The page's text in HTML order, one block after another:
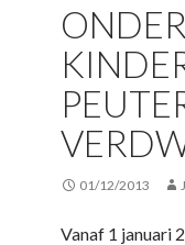
01/12/2013
Vanaf 1 januari